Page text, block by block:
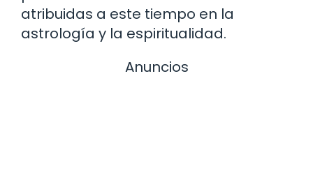
atribuidas a este tiempo en la
astrología y la espiritualidad.
Anuncios